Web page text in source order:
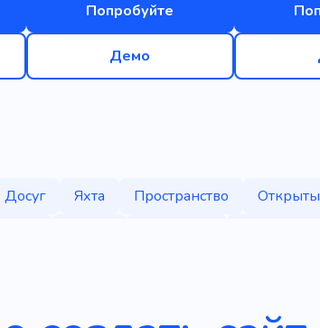
Попробуйте
Демо
Досуг Яхта Пространство